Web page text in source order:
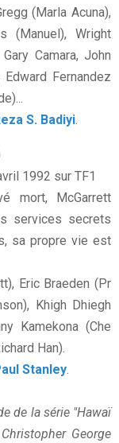
(Marla Acuna),
(Manuel), Wright
Camara, John
Fernandez
S. Badiyi.
1992 sur TF1
mort, McGarrett
services secrets
sa propre vie est
Eric Braeden (Pr
Khigh Dhiegh
Kamekona (Che
Han).
Stanley.
de la série "Hawaï
George